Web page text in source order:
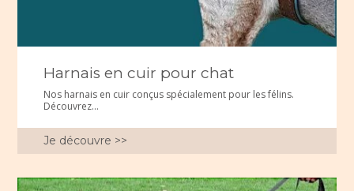
Harnais en cuir pour chat
Nos harnais en cuir conçus spécialement pour les félins.
Découvrez...
Je découvre >>